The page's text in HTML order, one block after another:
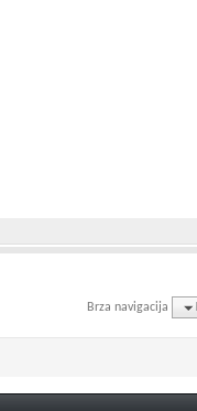
Brza navigacija